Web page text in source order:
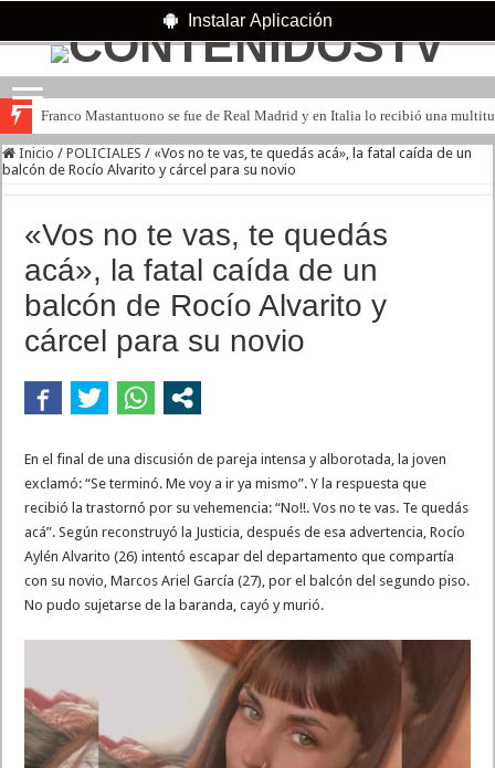
Instalar Aplicación
Franco Mastantuono se fue de Real Madrid y en Italia lo recibió una
Inicio / POLICIALES / «Vos no te vas, te quedás acá», la fatal caída de un
balcón de Rocío Alvarito y cárcel para su novio
«Vos no te vas, te quedás
acá», la fatal caída de un
balcón de Rocío Alvarito y
cárcel para su novio
En el final de una discusión de pareja intensa y alborotada, la joven
exclamó: “Se terminó. Me voy a ir ya mismo”. Y la respuesta que
recibió la trastornó por su vehemencia: “No!!. Vos no te vas. Te quedás
acá”. Según reconstruyó la Justicia, después de esa advertencia, Rocío
Aylén Alvarito (26) intentó escapar del departamento que compartía
con su novio, Marcos Ariel García (27), por el balcón del segundo piso.
No pudo sujetarse de la baranda, cayó y murió.